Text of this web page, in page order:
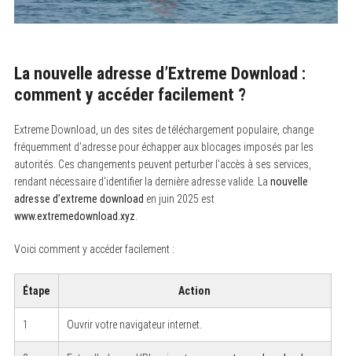
La nouvelle adresse d’Extreme Download :
comment y accéder facilement ?
Extreme Download, un des sites de téléchargement populaire, change
fréquemment d’adresse pour échapper aux blocages imposés par les
autorités. Ces changements peuvent perturber l’accès à ses services,
rendant nécessaire d’identifier la dernière adresse valide. La nouvelle
adresse d’extreme download en juin 2025 est
www.extremedownload.xyz
Voici comment y accéder facilement :
Étape Action
1 Ouvrir votre navigateur internet.